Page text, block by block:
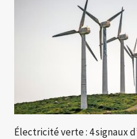
Électricité verte : 4 signaux